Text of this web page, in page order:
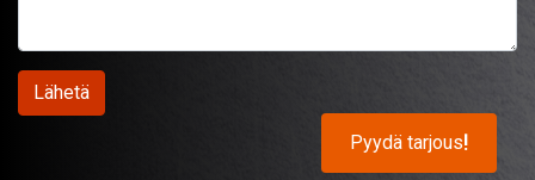
Pyydä tarjous!